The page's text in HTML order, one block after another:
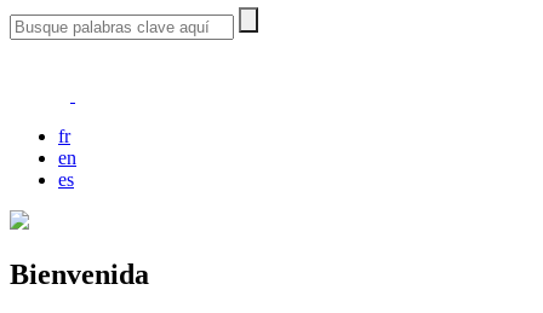
fr
en
es
Bienvenida